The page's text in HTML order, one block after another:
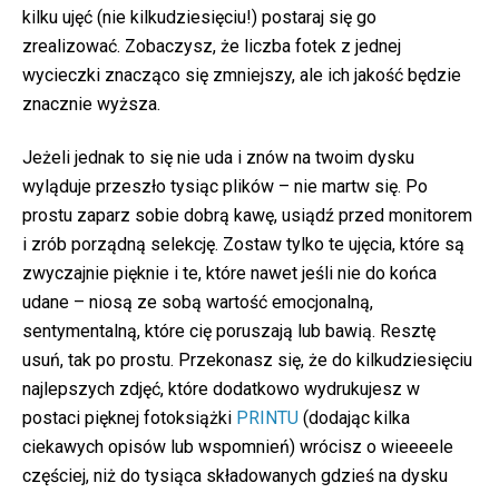
kilku ujęć (nie kilkudziesięciu!) postaraj się go
zrealizować. Zobaczysz, że liczba fotek z jednej
wycieczki znacząco się zmniejszy, ale ich jakość będzie
znacznie wyższa.
Jeżeli jednak to się nie uda i znów na twoim dysku
wyląduje przeszło tysiąc plików – nie martw się. Po
prostu zaparz sobie dobrą kawę, usiądź przed monitorem
i zrób porządną selekcję. Zostaw tylko te ujęcia, które są
zwyczajnie pięknie i te, które nawet jeśli nie do końca
udane – niosą ze sobą wartość emocjonalną,
sentymentalną, które cię poruszają lub bawią. Resztę
usuń, tak po prostu. Przekonasz się, że do kilkudziesięciu
najlepszych zdjęć, które dodatkowo wydrukujesz w
postaci pięknej fotoksiążki PRINTU (dodając kilka
ciekawych opisów lub wspomnień) wrócisz o wieeeele
częściej, niż do tysiąca składowanych gdzieś na dysku